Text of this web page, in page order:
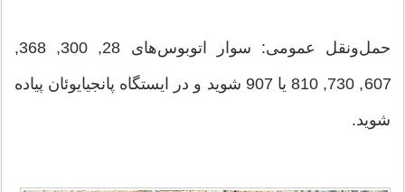
حمل‌ونقل عمومی: سوار اتوبوس‌های 28, 300, 368,
607, 730, 810 یا 907 شوید و در ایستگاه پانجیایوئان پیاده
شوید.